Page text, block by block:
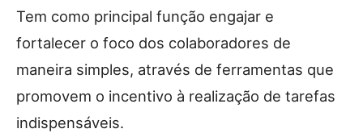
Tem como principal função engajar e
fortalecer o foco dos colaboradores de
maneira simples, através de ferramentas que
promovem o incentivo à realização de tarefas
indispensáveis.